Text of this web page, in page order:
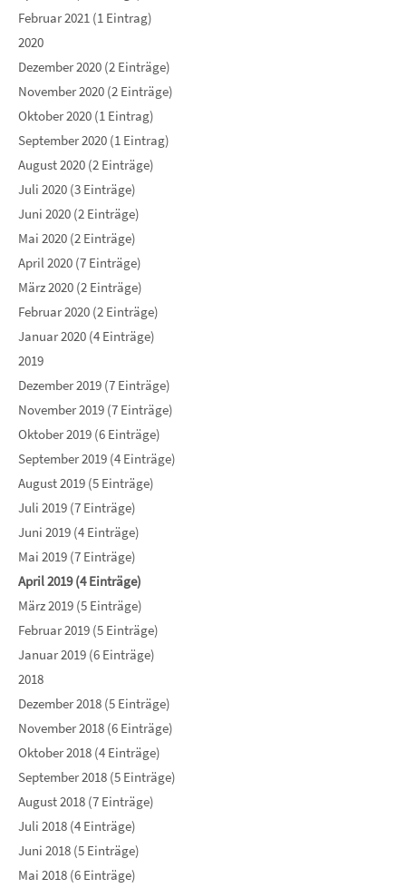
Februar 2021 (1 Eintrag)
2020
Dezember 2020 (2 Einträge)
November 2020 (2 Einträge)
Oktober 2020 (1 Eintrag)
September 2020 (1 Eintrag)
August 2020 (2 Einträge)
Juli 2020 (3 Einträge)
Juni 2020 (2 Einträge)
Mai 2020 (2 Einträge)
April 2020 (7 Einträge)
März 2020 (2 Einträge)
Februar 2020 (2 Einträge)
Januar 2020 (4 Einträge)
2019
Dezember 2019 (7 Einträge)
November 2019 (7 Einträge)
Oktober 2019 (6 Einträge)
September 2019 (4 Einträge)
August 2019 (5 Einträge)
Juli 2019 (7 Einträge)
Juni 2019 (4 Einträge)
Mai 2019 (7 Einträge)
April 2019 (4 Einträge)
März 2019 (5 Einträge)
Februar 2019 (5 Einträge)
Januar 2019 (6 Einträge)
2018
Dezember 2018 (5 Einträge)
November 2018 (6 Einträge)
Oktober 2018 (4 Einträge)
September 2018 (5 Einträge)
August 2018 (7 Einträge)
Juli 2018 (4 Einträge)
Juni 2018 (5 Einträge)
Mai 2018 (6 Einträge)